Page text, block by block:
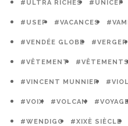
#ULTRA RICHES #UNICEF
#USEP #VACANCES
#VENDÉE GLOBE #VERGER
#VÊTEMENT
#VINCENT MUNNIER
#VOIX #VOLCAN
#WENDIGO #XIXÈ SIÈCLE